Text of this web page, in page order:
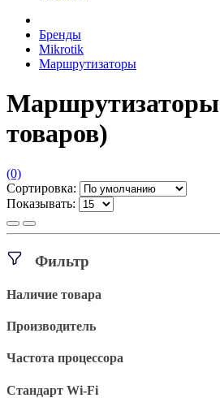
Бренды
Mikrotik
Маршрутизаторы
Маршрутизаторы
товаров)
(0)
Сортировка:
Показывать:
Фильтр
Наличие товара
Производитель
Частота процессора
Стандарт Wi-Fi